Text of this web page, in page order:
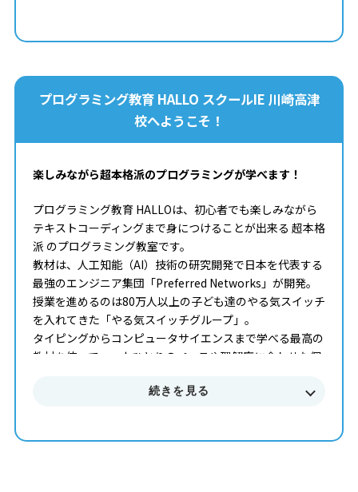
プログラミング教育 HALLO スクールIE 川崎高津
校へようこそ！
楽しみながら超本格派のプログラミングが学べます！
プログラミング教育 HALLOは、初心者でも楽しみながら
テキストコーディングまで身につけることが出来る 超本格
派 のプログラミング教室です。
教材は、人工知能（AI）技術の研究開発で日本を代表する
最強のエンジニア集団「Preferred Networks」が開発。
授業を進めるのは80万人以上の子ども達のやる気スイッチ
を入れてきた「やる気スイッチグループ」。
タイピングからコンピュータサイエンスまで学べる最高の
教材を使って、一人ひとりのペースや理解度に合わせた個
まずはお気軽に無料体験授業にご参加下さい。
続きを見る